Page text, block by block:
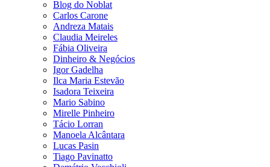
Blog do Noblat
Carlos Carone
Andreza Matais
Claudia Meireles
Fábia Oliveira
Dinheiro & Negócios
Igor Gadelha
Ilca Maria Estevão
Isadora Teixeira
Mario Sabino
Mirelle Pinheiro
Tácio Lorran
Manoela Alcântara
Lucas Pasin
Tiago Pavinatto